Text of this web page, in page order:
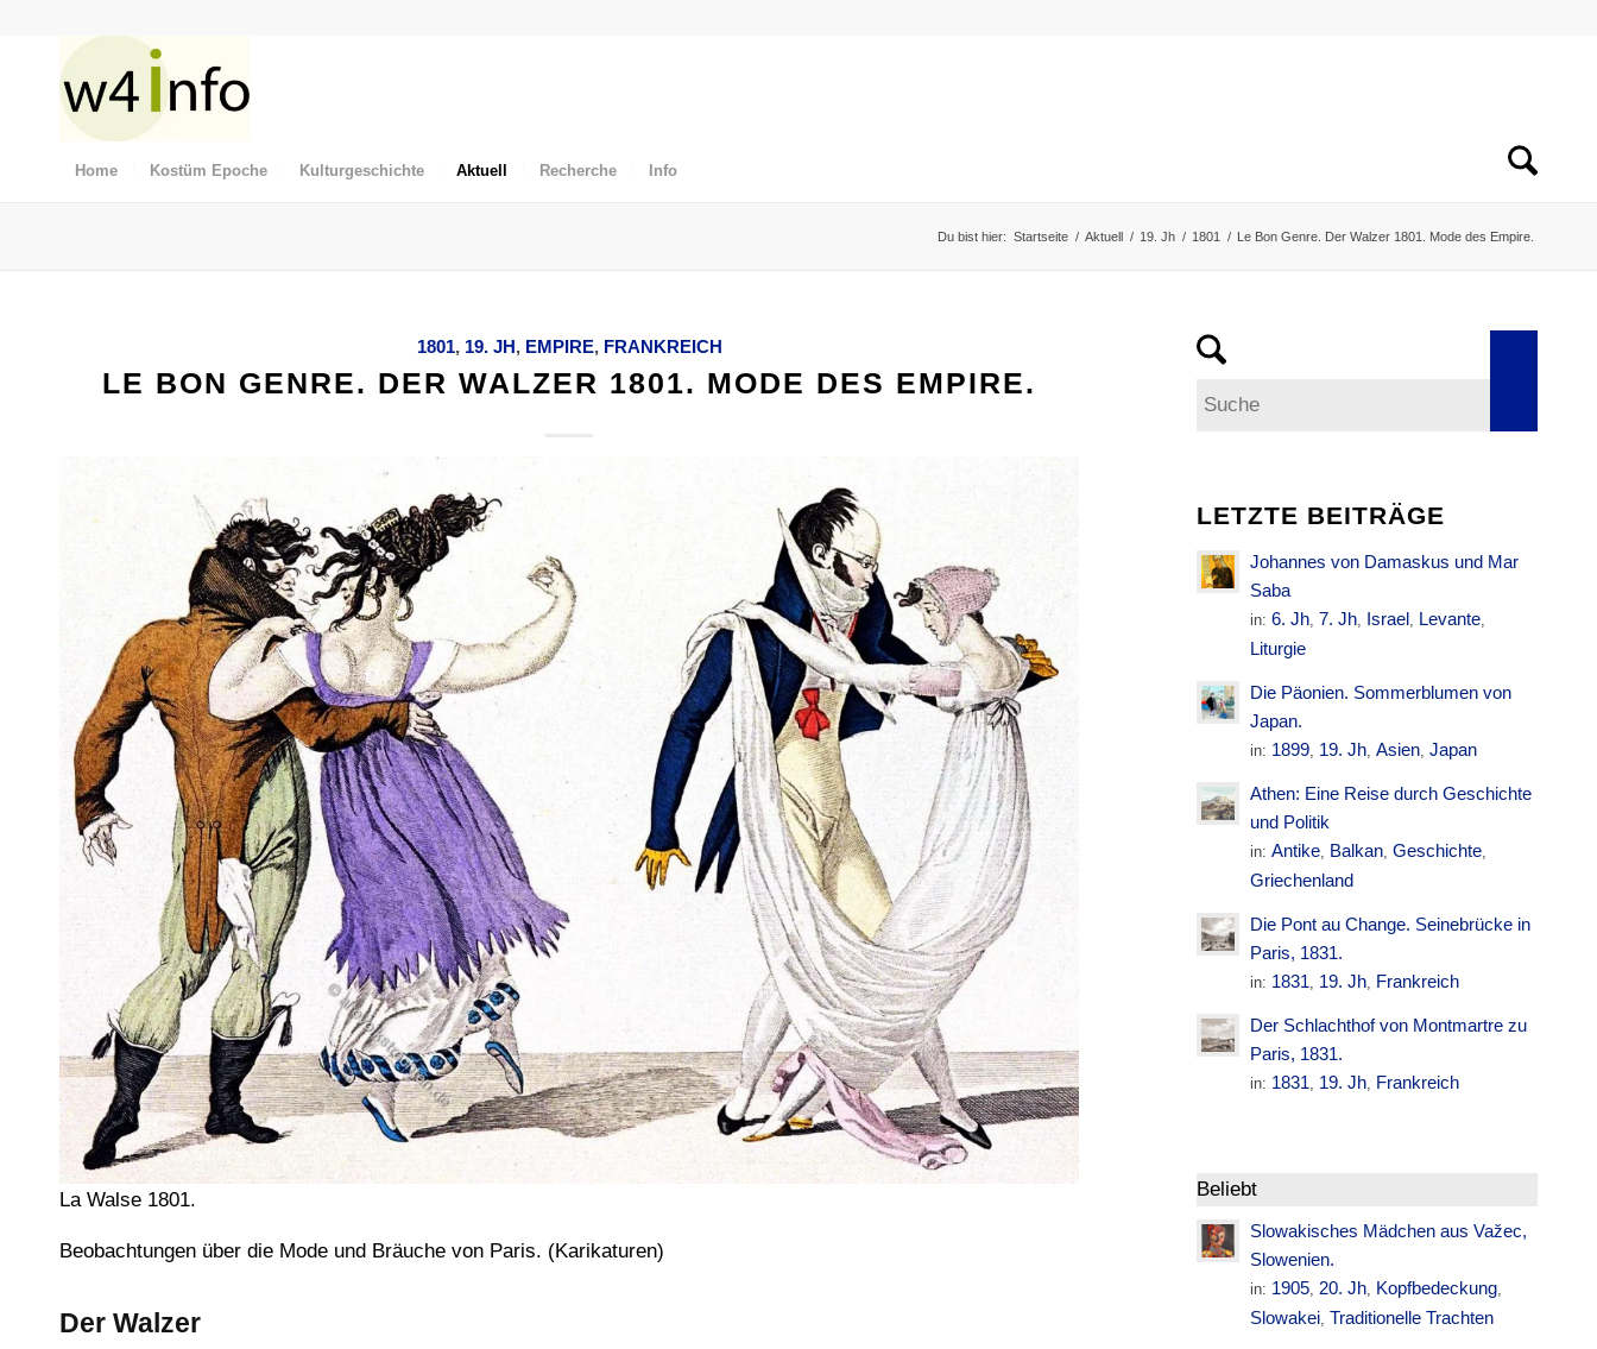
Home Kostüm Epoche Kulturgeschichte Aktuell Recherche Info
Du bist hier: Startseite / Aktuell / 19. Jh / 1801 / Le Bon Genre. Der Walzer 1801. Mode des Empire.
1801, 19. JH, EMPIRE, FRANKREICH
LE BON GENRE. DER WALZER 1801. MODE DES EMPIRE.
La Walse 1801.
Beobachtungen über die Mode und Bräuche von Paris. (Karikaturen)
Der Walzer
LETZTE BEITRÄGE
Johannes von Damaskus und Mar
Saba
in:6. Jh, 7. Jh, Israel, Levante,
Liturgie
Die Päonien. Sommerblumen von
Japan.
in: 1899, 19. Jh,Asien,Japan
Athen: Eine Reise durch Geschichte
und Politik
in:Antike, Balkan,Geschichte,
Griechenland
Die Pont au Change. Seinebrücke in
Paris, 1831.
in: 1831, 19. Jh, Frankreich
Der Schlachthof von Montmartre zu
Paris, 1831.
in: 1831, 19. Jh, Frankreich
Beliebt
Slowakisches Mädchen aus Važec,
Slowenien.
in: 1905,20. Jh, Kopfbedeckung,
Slowakei, Traditionelle Trachten